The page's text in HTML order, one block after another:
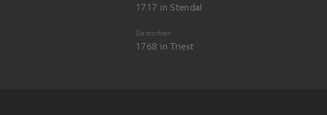
1717 in Stendal
Gestorben
1768 inTriest